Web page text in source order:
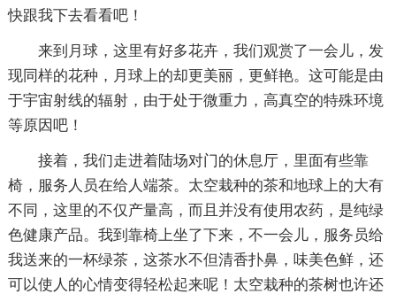
快跟我下去看看吧！
来到月球，这里有好多花卉，我们观赏了一会儿，发
现同样的花种，月球上的却更美丽，更鲜艳。这可能是由
于宇宙射线的辐射，由于处于微重力，高真空的特殊环境
等原因吧！
接着，我们走进着陆场对门的休息厅，里面有些靠
椅，服务人员在给人端茶。太空栽种的茶和地球上的大有
不同，这里的不仅产量高，而且并没有使用农药，是纯绿
色健康产品。我到靠椅上坐了下来，不一会儿，服务员给
我送来的一杯绿茶，这茶水不但清香扑鼻，味美色鲜，还
可以使人的心情变得轻松起来呢！太空栽种的茶树也许还